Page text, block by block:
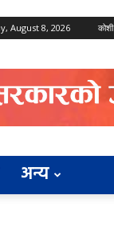
August 8, 2026 कोशी
अन्य